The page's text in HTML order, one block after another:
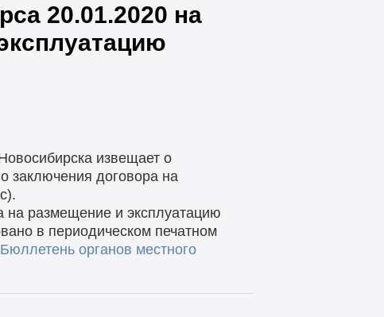
20.01.2020 на
извещает о
заключения договора на
на размещение и эксплуатацию
в периодическом печатном
органов местного